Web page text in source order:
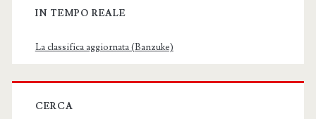
IN TEMPO REALE
La classifica aggiornata (Banzuke)
CERCA